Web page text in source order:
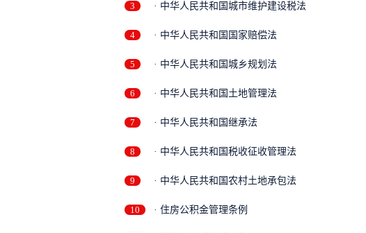
3 · 中华人民共和国城市维护建设税法
4 · 中华人民共和国国家赔偿法
5 · 中华人民共和国城乡规划法
6 · 中华人民共和国土地管理法
7 · 中华人民共和国继承法
8 · 中华人民共和国税收征收管理法
9 · 中华人民共和国农村土地承包法
10 · 住房公积金管理条例